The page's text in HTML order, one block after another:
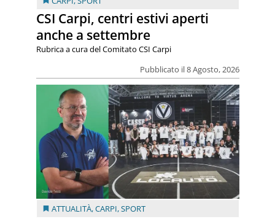
CSI Carpi, centri estivi aperti
anche a settembre
Pubblicato il 8 Agosto, 2026
Rubrica a cura del Comitato CSI Carpi
ATTUALITÀ,CARPI,SPORT